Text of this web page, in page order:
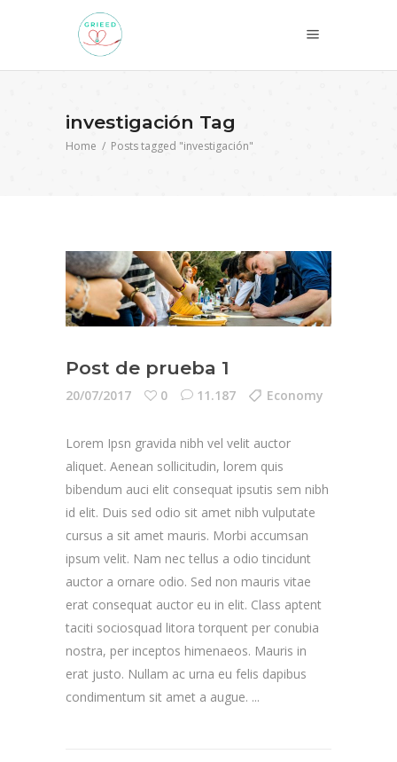
investigación Tag
Home / Posts tagged "investigación"
Post de prueba 1
20/07/2017 0 11.187 Economy
Lorem Ipsn gravida nibh vel velit auctor
aliquet. Aenean sollicitudin, lorem quis
bibendum auci elit consequat ipsutis sem nibh
id elit. Duis sed odio sit amet nibh vulputate
cursus a sit amet mauris. Morbi accumsan
ipsum velit. Nam nec tellus a odio tincidunt
auctor a ornare odio. Sed non mauris vitae
erat consequat auctor eu in elit. Class aptent
taciti sociosquad litora torquent per conubia
nostra, per inceptos himenaeos. Mauris in
erat justo. Nullam ac urna eu felis dapibus
condimentum sit amet a augue.